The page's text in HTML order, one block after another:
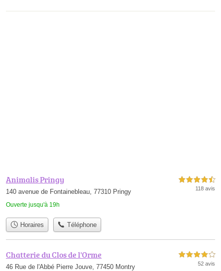
Animalis Pringy
140 avenue de Fontainebleau, 77310 Pringy
Ouverte jusqu'à 19h
4,5 étoiles sur 5
118 avis
Horaires Téléphone
Chatterie du Clos de l'Orme
46 Rue de l'Abbé Pierre Jouve, 77450 Montry
4,0 étoiles sur 5
52 avis